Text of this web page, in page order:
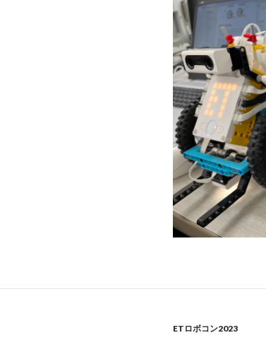
ETロボコン2023